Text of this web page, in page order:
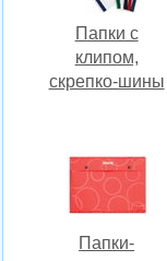
Папки с
клипом,
скрепко-шины
Папки-